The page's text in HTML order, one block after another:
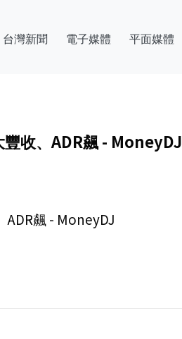
台灣新聞 電子媒體 平面媒體
收、ADR飆 - MoneyDJ
飆 - MoneyDJ